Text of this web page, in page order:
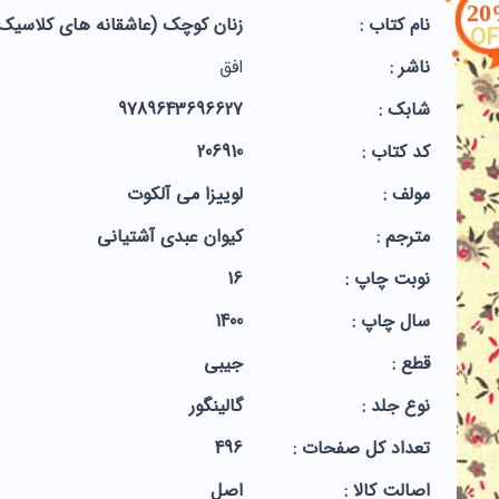
نام کتاب :
زنان کوچک (عاشقانه های
ناشر :
افق
شابک :
9789643696627
کد کتاب :
206910
مولف :
لوییزا می آلکوت
مترجم :
کیوان عبدی آشتیانی
نوبت چاپ :
16
سال چاپ :
1400
قطع :
جیبی
نوع جلد :
گالینگور
تعداد کل صفحات :
496
اصالت کالا :
اصل